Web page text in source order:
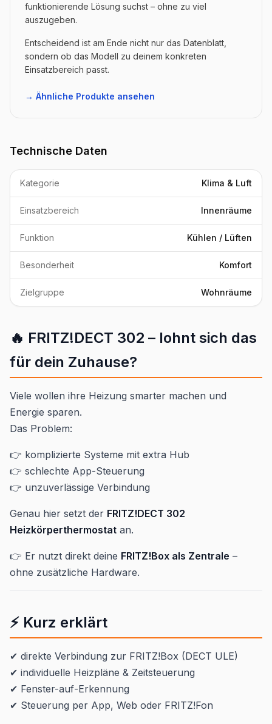
funktionierende Lösung suchst – ohne zu viel
auszugeben.
Entscheidend ist am Ende nicht nur das Datenblatt,
sondern ob das Modell zu deinem konkreten
Einsatzbereich passt.
→ Ähnliche Produkte ansehen
Technische Daten
Kategorie Klima & Luft
Einsatzbereich Innenräume
Funktion Kühlen / Lüften
Besonderheit Komfort
Zielgruppe Wohnräume
🔥 FRITZ!DECT 302 – lohnt sich das
für dein Zuhause?
Viele wollen ihre Heizung smarter machen und
Energie sparen.
Das Problem:
👉 komplizierte Systeme mit extra Hub
👉 schlechte App-Steuerung
👉 unzuverlässige Verbindung
Genau hier setzt der FRITZ!DECT 302
Heizkörperthermostat an.
👉 Er nutzt direkt deine FRITZ!Box als Zentrale –
ohne zusätzliche Hardware.
⚡ Kurz erklärt
✔ direkte Verbindung zur FRITZ!Box (DECT ULE)
✔ individuelle Heizpläne & Zeitsteuerung
✔ Fenster-auf-Erkennung
✔ Steuerung per App, Web oder FRITZ!Fon